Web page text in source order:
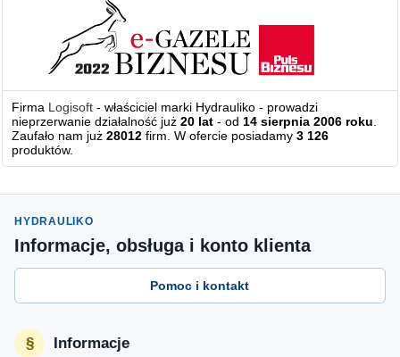
Firma Logisoft - właściciel marki Hydrauliko - prowadzi
nieprzerwanie działalność już20 lat - od14 sierpnia 2006 roku.
Zaufało nam już28012 firm. W ofercie posiadamy3 126
produktów.
HYDRAULIKO
Informacje, obsługa i konto klienta
Pomoc i kontakt
Informacje